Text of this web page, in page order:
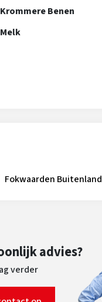
Krommere Benen
Melk
Fokwaarden Buitenland
advies?
verder